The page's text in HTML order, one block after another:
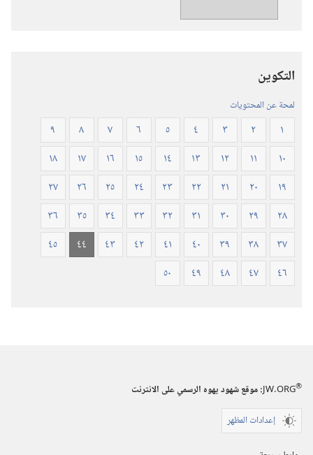
٢٠١٩)‏
التكوين
لمحة عن المحتويات
١ ٢ ٣ ٤ ٥ ٦ ٧ ٨
٩
١٠
١١ ١٢ ١٣ ١٤ ١٥ ١٦ ١٧
١٨
١٩
٢٠ ٢١ ٢٢ ٢٣ ٢٤ ٢٥ ٢٦
٢٧
٢٨
٢٩ ٣٠ ٣١ ٣٢ ٣٣ ٣٤ ٣٥
٣٦
٣٧
٣٨ ٣٩ ٤٠ ٤١ ٤٢ ٤٣ ٤٤
٤٥
٤٦
٤٧ ٤٨ ٤٩ ٥٠
JW.ORG®
:‏ موقع شهود يهوه الرسمي على الانترنت
إعدادات المظهر